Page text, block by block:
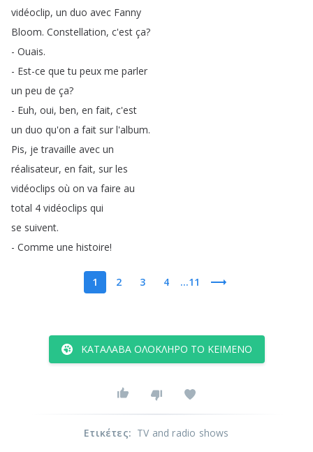
vidéoclip, un duo avec Fanny
Bloom. Constellation, c'est ça?
- Ouais.
- Est-ce que tu peux me parler
un peu de ça?
- Euh, oui, ben, en fait, c'est
un duo qu'on a fait sur l'album.
Pis, je travaille avec un
réalisateur, en fait, sur les
vidéoclips où on va faire au
total 4 vidéoclips qui
se suivent.
- Comme une histoire!
1 2 3 4 ...11
ΚΑΤΆΛΑΒΑ ΟΛΌΚΛΗΡΟ ΤΟ ΚΕΊΜΕΝΟ
Ετικέτες: TV and radio shows